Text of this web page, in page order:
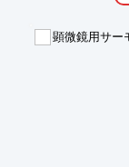
顕微鏡用サー